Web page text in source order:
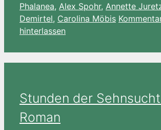
Phalanea, Alex Spohr, Annette
Demirtel, Carolina Möbis
hinterlassen
Stunden der
Roman